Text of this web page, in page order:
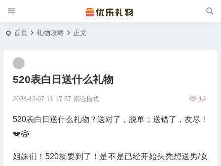
首页 礼物攻略 正文
520表白日送什么礼物
2024-12-07 11:17:57 19
阅读模式
520表白日送什么礼物？送对了，脱单；送错了，友尽！
💔😂
姐妹们！520就要到了！是不是已经开始头秃想送男/女